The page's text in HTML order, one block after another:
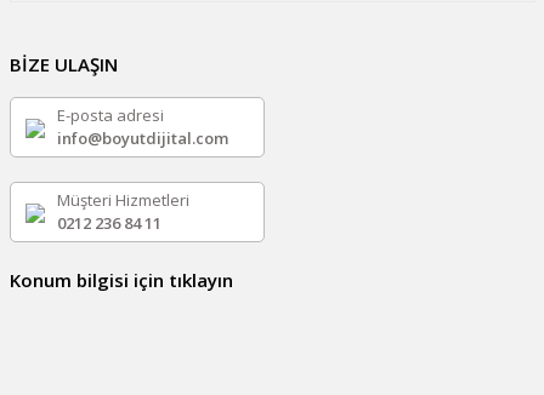
BİZE ULAŞIN
E-posta adresi
info@boyutdijital.com
Müşteri Hizmetleri
0212 236 84 11
Konum bilgisi için tıklayın